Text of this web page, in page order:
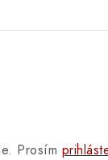
Prosím